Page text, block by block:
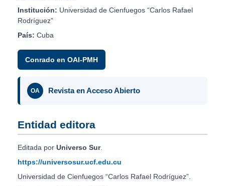
Institución: Universidad de Cienfuegos “Carlos Rafael
Rodríguez”
País: Cuba
Conrado en OAI-PMH
OA Revista en Acceso Abierto
Entidad editora
Editada por Universo Sur.
https://universosur.ucf.edu.cu
Universidad de Cienfuegos “Carlos Rafael Rodríguez”.